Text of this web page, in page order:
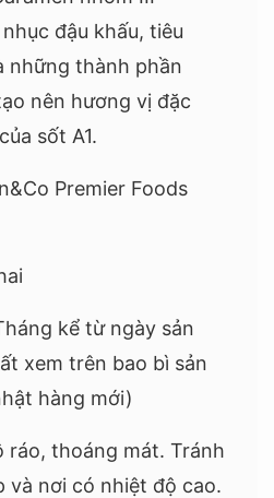
đậu khấu, tiêu
những thành phần
nên hương vị đặc
sốt A1.
Premier Foods
kể từ ngày sản
xem trên bao bì sản
hàng mới)
ráo, thoáng mát. Tránh
và nơi có nhiệt độ cao.